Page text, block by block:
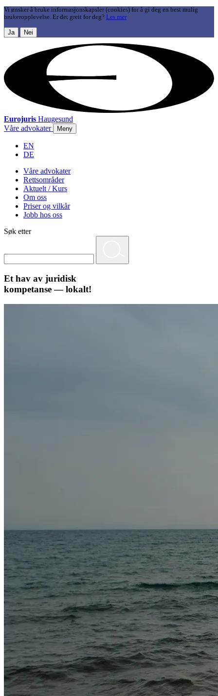
Vi ønsker å bruke informasjonskapsler (cookies) for å gi deg en best mulig
brukeropplevelse. Er det greit for deg? Les mer
Ja Nei
Eurojuris Haugesund
Våre advokater
Meny
EN
DE
Våre advokater
Rettsområder
Aktuelt / Kurs
Om oss
Priser og vilkår
Jobb hos oss
Søk etter
Et hav av juridisk
kompetanse — lokalt!